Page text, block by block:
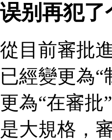
误别再犯了
從目前審批
已經變更為
更為“在審批
是大規格，